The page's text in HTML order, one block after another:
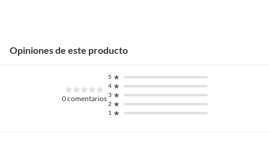
Opiniones de este producto
0comentarios
1
2
3
4
5